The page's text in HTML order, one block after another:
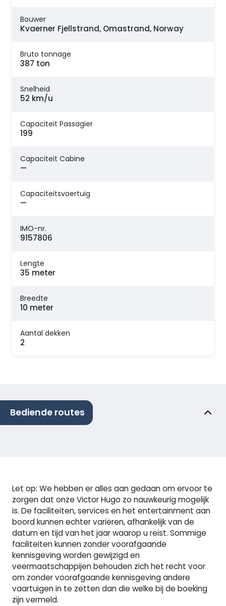
Bouwer
Kvaerner Fjellstrand, Omastrand, Norway
Bruto tonnage
387 ton
Snelheid
52 km/u
Capaciteit Passagier
199
Capaciteit Cabine
—
Capaciteitsvoertuig
—
IMO-nr.
9157806
Lengte
35 meter
Breedte
10 meter
Aantal dekken
2
Bediende routes
Let op: We hebben er alles aan gedaan om ervoor te
zorgen dat onze Victor Hugo zo nauwkeurig mogelijk
is. De faciliteiten, services en het entertainment aan
boord kunnen echter variëren, afhankelijk van de
datum en tijd van het jaar waarop u reist. Sommige
faciliteiten kunnen zonder voorafgaande
kennisgeving worden gewijzigd en
veermaatschappijen behouden zich het recht voor
om zonder voorafgaande kennisgeving andere
vaartuigen in te zetten dan die welke bij de boeking
zijn vermeld.